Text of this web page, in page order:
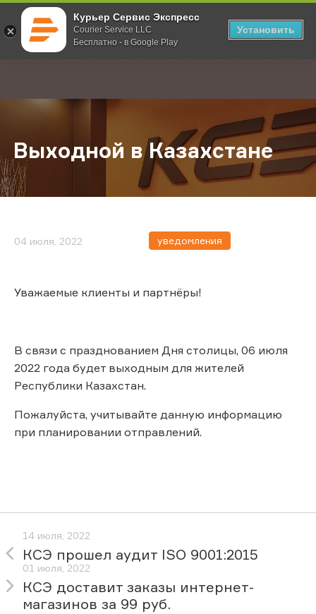
Курьер Сервис Экспресс
Courier Service LLC
Бесплатно - в Google Play
Установить
; Главная О компании Новости Выходной в Казахстане
Выходной в Казахстане
04 июля, 2022 уведомления
Уважаемые клиенты и партнёры!
В связи с празднованием Дня столицы, 06 июля
2022 года будет выходным для жителей
Республики Казахстан.
Пожалуйста, учитывайте данную информацию
при планировании отправлений.
14 июля, 2022
КСЭ прошел аудит ISO 9001:2015
01 июля, 2022
КСЭ доставит заказы интернет-
магазинов за 99 руб.